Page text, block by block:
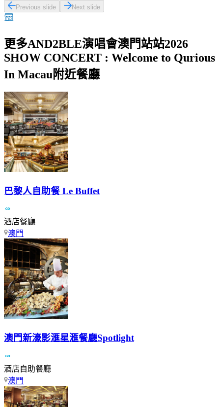
Previous slide Next slide
更多AND2BLE演唱會澳門站站2026
SHOW CONCERT : Welcome to Qurious
In Macau附近餐廳
巴黎人自助餐 Le Buffet
酒店餐廳
澳門
澳門新濠影滙星滙餐廳Spotlight
酒店自助餐廳
澳門